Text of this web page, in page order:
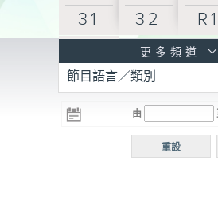
31 32 R1
R3
電台 電台
R5
電
普
更多頻道
節目語言／類別
由
重設